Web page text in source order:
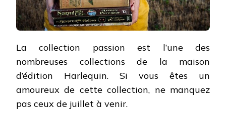
La collection passion est l’une des
nombreuses collections de la maison
d’édition Harlequin. Si vous êtes un
amoureux de cette collection, ne manquez
pas ceux de juillet à venir.